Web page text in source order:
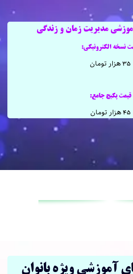
مدیریت زمان و زندگی
نسخه الکترونیکی:
۳۵ هزار تومان
قیمت پکیج جامع:
۴۵ هزار تومان
آموزشی ویژه بانوان